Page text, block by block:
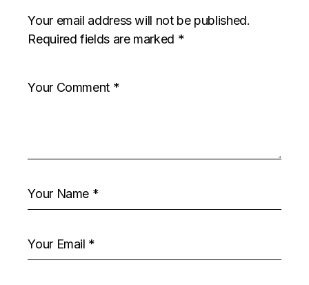
Your email address will not be published.
Required fields are marked *